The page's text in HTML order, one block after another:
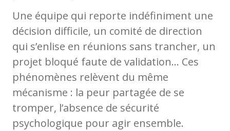
Une équipe qui reporte indéfiniment une
décision difficile, un comité de direction
qui s’enlise en réunions sans trancher, un
projet bloqué faute de validation… Ces
phénomènes relèvent du même
mécanisme : la peur partagée de se
tromper, l’absence de sécurité
psychologique pour agir ensemble.